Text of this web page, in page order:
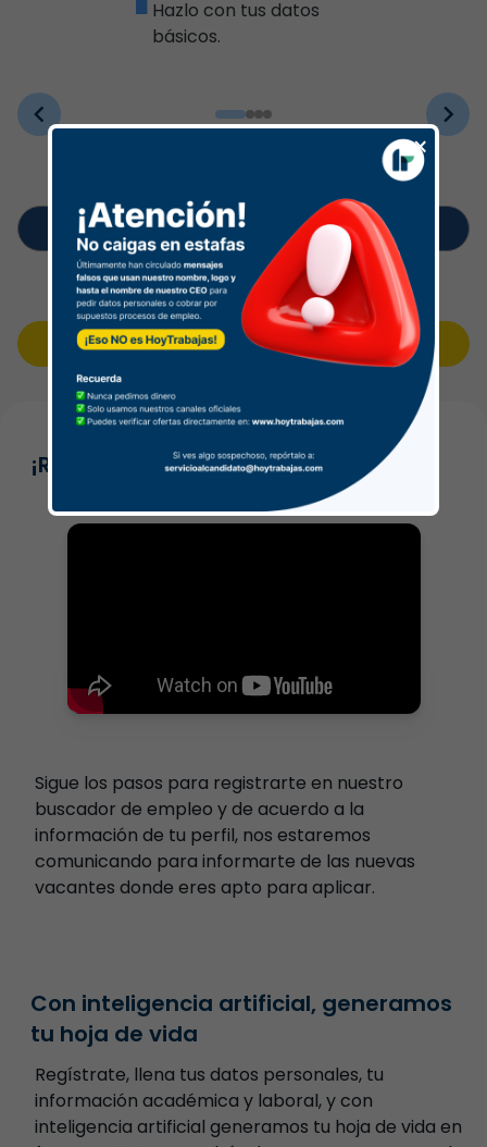
Hazlo con tus datos
básicos.
¡Únete a nuestra comunidad ahora!
Regístrate
¿Ya estás registrado?
Inicia sesión
¡Regístrate fácil y rápido!
Sigue los pasos para registrarte en nuestro
buscador de empleo y de acuerdo a la
información de tu perfil, nos estaremos
comunicando para informarte de las nuevas
vacantes donde eres apto para aplicar.
Con inteligencia artificial, generamos
tu hoja de vida
Regístrate, llena tus datos personales, tu
información académica y laboral, y con
inteligencia artificial generamos tu hoja de vida en
×